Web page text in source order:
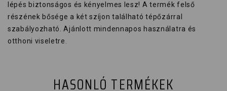
lépés biztonságos és kényelmes lesz! A termék felső
részének bősége a két szíjon található tépőzárral
szabályozható. Ajánlott mindennapos használatra és
otthoni viseletre.
HASONLÓ TERMÉKEK